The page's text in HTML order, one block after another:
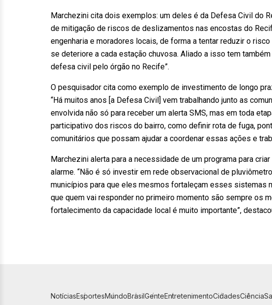
Marchezini cita dois exemplos: um deles é da Defesa Civil do
de mitigação de riscos de deslizamentos nas encostas do
engenharia e moradores locais, de forma a tentar reduzir o
se deteriore a cada estação chuvosa. Aliado a isso tem
defesa civil pelo órgão no Recife”.
O pesquisador cita como exemplo de investimento de longo
“Há muitos anos [a Defesa Civil] vem trabalhando junto as
envolvida não só para receber um alerta SMS, mas em toda
participativo dos riscos do bairro, como definir rota de fuga,
comunitários que possam ajudar a coordenar essas ações e
Marchezini alerta para a necessidade de um programa para
alarme. “Não é só investir em rede observacional de
municípios para que eles mesmos fortaleçam esses sistemas
que quem vai responder no primeiro momento são sempre os
fortalecimento da capacidade local é muito importante”,
NotíciasEsportesMundoBrasilGenteEntretenimentoCidadesCiência